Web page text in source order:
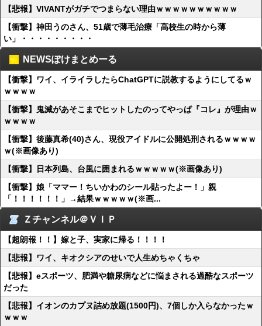
【悲報】VIVANTがガチでつまらない理由ｗｗｗｗｗｗｗｗｗｗ
【衝撃】神田うのさん、51歳で薄毛治療「高校生の時から薄
い」・・・・・・・・・
NEWSぽけまとめーる
【衝撃】ワイ、イライラしたらChatGPTに説教するようにしてるｗ
ｗｗｗｗ
【衝撃】鬼滅があそこまでヒットしたのってやっぱ『コレ』が理由ｗ
ｗｗｗｗ
【衝撃】後藤真希(40)さん、現役アイドルに公開処刑されるｗｗｗｗ
ｗ(※画像あり)
【衝撃】日本列島、台風に囲まれるｗｗｗｗｗ(※画像あり)
【衝撃】娘「ママー！ちいかわのシール貼ったよー！」親
「！！！！！！」→結果ｗｗｗｗｗ(※画...
Ｚチャンネル＠ＶＩＰ
【超朗報！！】嫁と子、実家に帰る！！！！
【悲報】ワイ、キオクシアのせいで人生めちゃくちゃ
【悲報】eスポーツ、肥満や糖尿病などに悩まされる過酷なスポーツ
だった
【悲報】イオンのカプヌ詰め放題(1500円)、7個しか入らなかったｗ
ｗｗｗ